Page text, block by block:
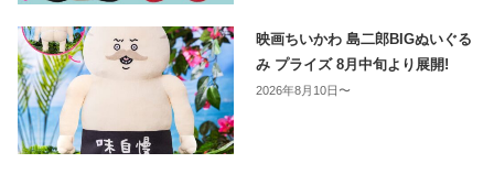
映画ちいかわ 島二郎BIGぬいぐる
み プライズ 8月中旬より展開!
2026年8月10日〜